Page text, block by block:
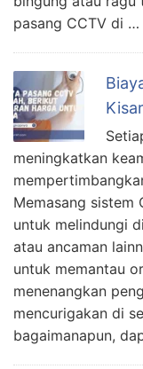
pasang CCTV di …
meningkatkan
Memasang sistem
untuk melindungi
atau ancaman
untuk memantau
menenangkan
mencurigakan di
bagaimanapun,